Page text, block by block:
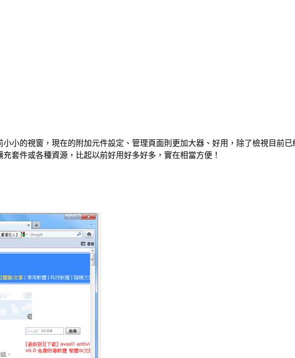
小的視窗，現在的附加元件設定、管理頁面則更加大器、好用，除了檢視目前
套件或各種資源，比起以前好用好多好多，實在相當方便！